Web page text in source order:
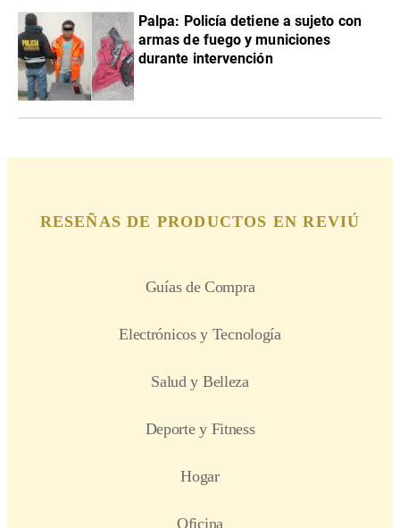
Palpa: Policía detiene a sujeto con
armas de fuego y municiones
durante intervención